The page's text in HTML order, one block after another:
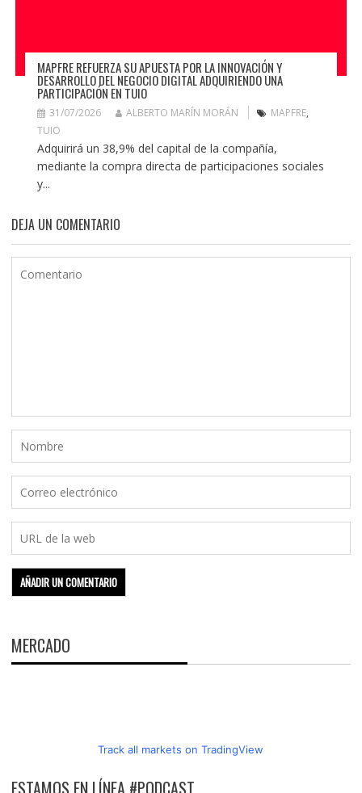
MAPFRE REFUERZA SU APUESTA POR LA INNOVACIÓN Y
DESARROLLO DEL NEGOCIO DIGITAL ADQUIRIENDO UNA
PARTICIPACIÓN EN TUIO
31/07/2026 ALBERTO MARÍN MORÁN MAPFRE,
TUIO
Adquirirá un 38,9% del capital de la compañía,
mediante la compra directa de participaciones sociales
y...
DEJA UN COMENTARIO
MERCADO
Track all markets on TradingView